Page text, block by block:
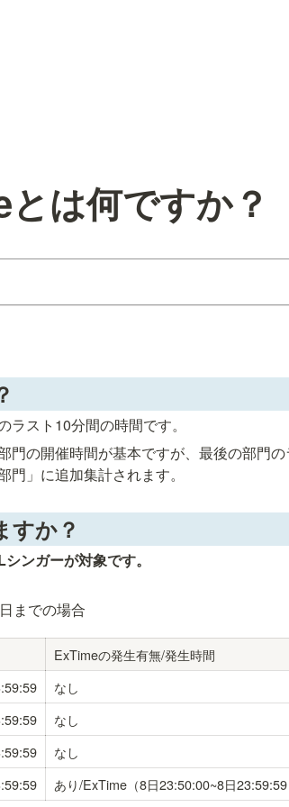
は何ですか？
ラスト10分間の時間です。
門の開催時間が基本ですが、最後の部門
」に追加集計されます。
すか？
ンガーが対象です。
までの場合
ExTimeの発生有無/発生時間
なし
なし
なし
あり/ExTime（8日23:50:00~8日23:59:59